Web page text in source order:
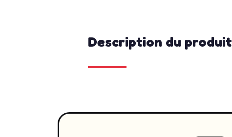
Description du produit